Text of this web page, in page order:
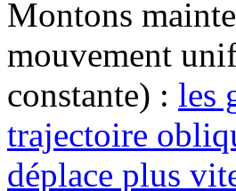
Montons
mouvement
constante) : les
trajectoire
déplace plus